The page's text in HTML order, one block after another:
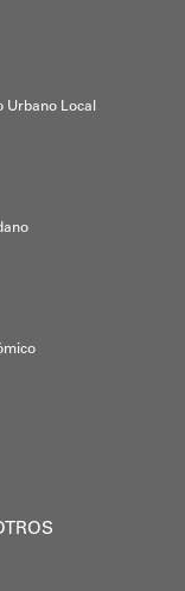
Urbano Local